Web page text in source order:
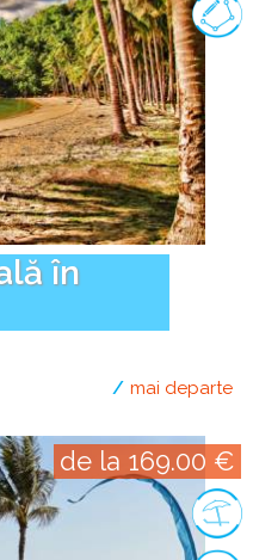
în
mai departe
de la 169.00 €